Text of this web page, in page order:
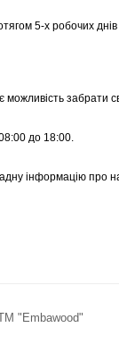
5-х робочих
є можливість
до 18:00.
інформацію про
"Embawood"